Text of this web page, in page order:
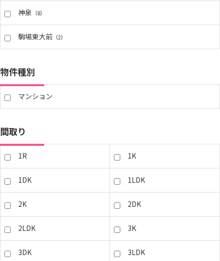
神泉 （8）
駒場東大前 （2）
物件種別
マンション
間取り
1R 1K
1DK 1LDK
2K 2DK
2LDK 3K
3DK 3LDK